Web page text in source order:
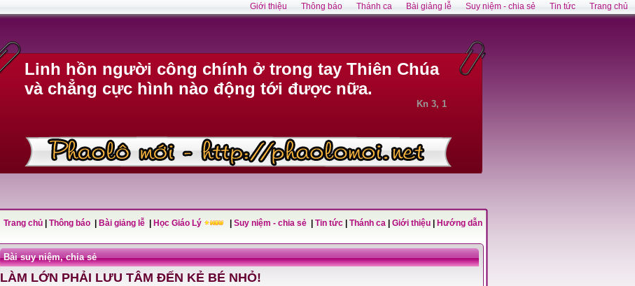
Linh hồn người công chính ở trong tay Thiên Chúa
và chẳng cực hình nào động tới được nữa.
Kn 3, 1
Trang chủ Thông báo Bài giảng lễ Học Giáo Lý Suy niệm - chia sẻ Tin tức Thánh ca Giới thiệu Hướng dẫn
Bài suy niệm, chia sẻ
LÀM LỚN PHẢI LƯU TÂM ĐẾN KẺ BÉ NHỎ!
Trang chủ
Tin tức
Suy niệm - chia sẻ
Bài giảng lễ
Thánh ca
Thông báo
Giới thiệu